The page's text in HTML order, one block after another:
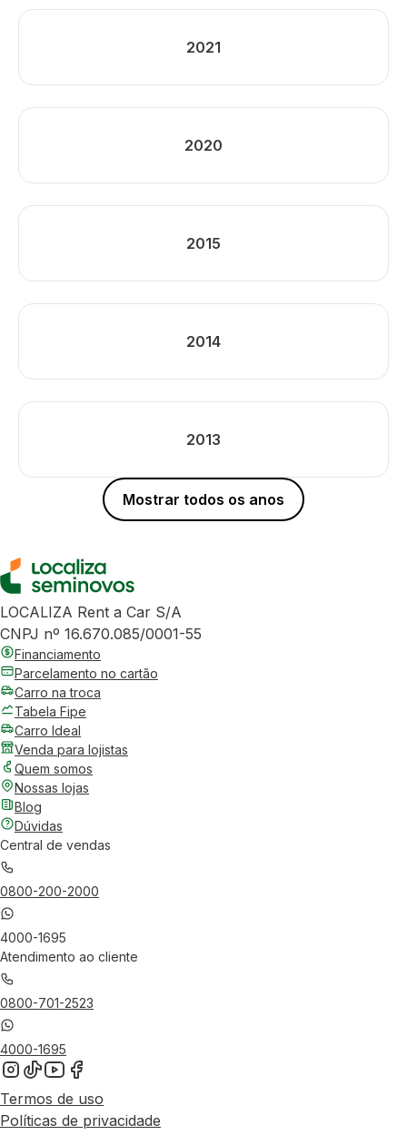
2021
2020
2015
2014
2013
Mostrar todos os anos
LOCALIZA Rent a Car S/A
CNPJ nº 16.670.085/0001-55
Financiamento
Parcelamento no cartão
Carro na troca
Tabela Fipe
Carro Ideal
Venda para lojistas
Quem somos
Nossas lojas
Blog
Dúvidas
Central de vendas
0800-200-2000
4000-1695
Atendimento ao cliente
0800-701-2523
4000-1695
Termos de uso
Políticas de privacidade